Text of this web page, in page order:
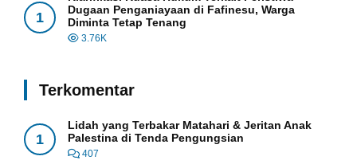
1
Dugaan Penganiayaan di Fafinesu, Warga
Diminta Tetap Tenang
3.76K
Terkomentar
1
Lidah yang Terbakar Matahari & Jeritan Anak
Palestina di Tenda Pengungsian
407